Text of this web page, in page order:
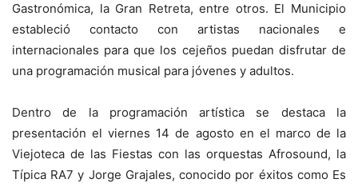
Gastronómica, la Gran Retreta, entre otros. El Municipio
estableció contacto con artistas nacionales e
internacionales para que los cejeños puedan disfrutar de
una programación musical para jóvenes y adultos.
Dentro de la programación artística se destaca la
presentación el viernes 14 de agosto en el marco de la
Viejoteca de las Fiestas con las orquestas Afrosound, la
Típica RA7 y Jorge Grajales, conocido por éxitos como Es